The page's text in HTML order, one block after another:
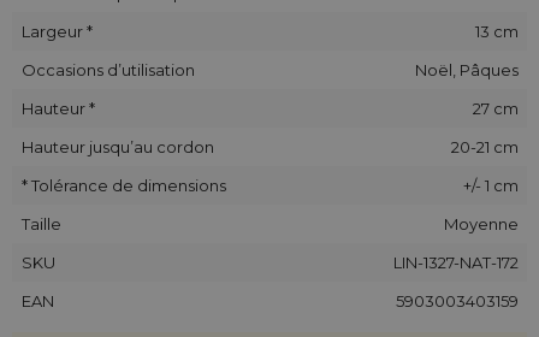
Largeur *
13 cm
Occasions d’utilisation
Noël, Pâques
Hauteur *
27 cm
Hauteur jusqu’au cordon
20-21 cm
* Tolérance de dimensions
+/- 1 cm
Taille
Moyenne
SKU
LIN-1327-NAT-172
EAN
5903003403159